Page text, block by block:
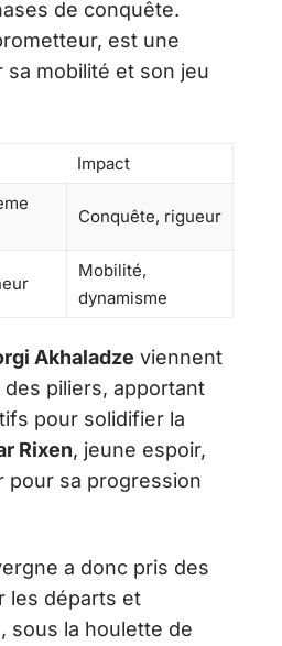
de conquête.
est une
mobilité et son jeu
Impact
Conquête, rigueur
Mobilité,
dynamisme
Akhaladze viennent
piliers, apportant
pour solidifier la
Rixen, jeune espoir,
pour sa progression
a donc pris des
les départs et
sous la houlette de